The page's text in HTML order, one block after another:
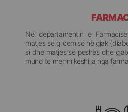
Në departamentin e
matjes së glicemisë në gjak
si dhe matjes së peshës dhe
mund te merrni këshilla nga